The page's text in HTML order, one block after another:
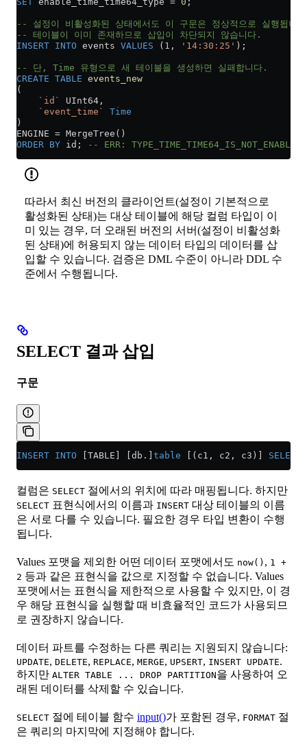
-- 설정이 비활성화된 상태에서도 이 구문은 정상적으로 실행됩니
-- 테이블이 이미 존재하므로 삽입이 차단되지 않습니다.
INSERT INTO events VALUES ( 1 , '14:30:25' );
-- 단, Time 유형으로 새 테이블을 생성하면 실패합니다.
CREATE TABLE events_new
(
    `id`
UInt64,
    `event_time`
Time
)
ENGINE = MergeTree()
ORDER BY id; -- ERR: TYPE_TIME_TIME64_IS_NOT_ENABLED
따라서 최신 버전의 클라이언트(설정이 기본적으로
활성화된 상태)는 대상 테이블에 해당 컬럼 타입이 이
미 있는 경우, 더 오래된 버전의 서버(설정이 비활성화
된 상태)에 허용되지 않는 데이터 타입의 데이터를 삽
입할 수 있습니다. 검증은 DML 수준이 아니라 DDL 수
준에서 수행됩니다.
SELECT 결과 삽입
구문
INSERT INTO [TABLE] [db.] table [(c1, c2, c3)] SELECT
컬럼은 SELECT 절에서의 위치에 따라 매핑됩니다. 하지만
SELECT 표현식에서의 이름과 INSERT 대상 테이블의 이름
은 서로 다를 수 있습니다. 필요한 경우 타입 변환이 수행
됩니다.
Values 포맷을 제외한 어떤 데이터 포맷에서도 now() , 1 +
2 등과 같은 표현식을 값으로 지정할 수 없습니다. Values
포맷에서는 표현식을 제한적으로 사용할 수 있지만, 이 경
우 해당 표현식을 실행할 때 비효율적인 코드가 사용되므
로 권장하지 않습니다.
데이터 파트를 수정하는 다른 쿼리는 지원되지 않습니다:
UPDATE, DELETE, REPLACE, MERGE, UPSERT, INSERT UPDATE.
하지만 ALTER TABLE ... DROP PARTITION을 사용하여 오
래된 데이터를 삭제할 수 있습니다.
SELECT 절에 테이블 함수 input()가 포함된 경우, FORMAT 절
은 쿼리의 마지막에 지정해야 합니다.